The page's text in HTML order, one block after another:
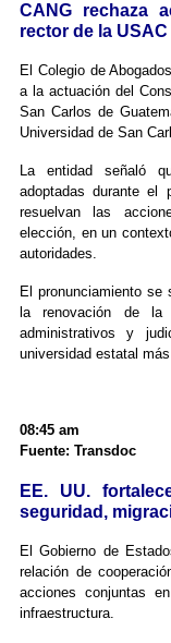
CANG rechaza
rector de la USAC
El Colegio de
a la actuación del
San Carlos de
Universidad de San
La entidad señaló
adoptadas durante el
resuelvan las
elección, en un
autoridades.
El pronunciamiento
la renovación de la
administrativos y
universidad estatal
08:45 am
Fuente: Transdoc
EE. UU.
seguridad,
El Gobierno de
relación de
acciones conjuntas
infraestructura.